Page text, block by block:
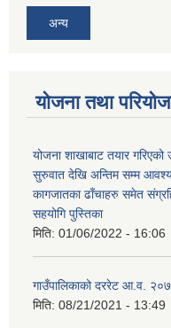
अन्य
योजना तथा
योजना शाखाबाट तयार
सुरुवात देखि अन्तिम सम्म
कागजातका ढाँचाहरु समेत
सहयोगि पुस्तिका
मिति: 01/06/2022 - 16:06
गाउँपालिकाको दररेट आ.व.
मिति: 08/21/2021 - 13:49